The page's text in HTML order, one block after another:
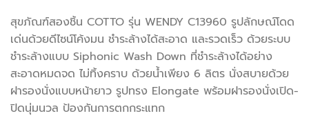
สุขภัณฑ์สองชิ้น COTTO รุ่น WENDY C13960 รูปลักษณ์โดด
เด่นด้วยดีไซน์โค้งมน ชำระล้างได้สะอาด และรวดเร็ว ด้วยระบบ
ชำระล้างแบบ Siphonic Wash Down ที่ชำระล้างได้อย่าง
สะอาดหมดจด ไม่ทิ้งคราบ ด้วยน้ำเพียง 6 ลิตร นั่งสบายด้วย
ฝารองนั่งแบบหน้ายาว รูปทรง Elongate พร้อมฝารองนั่งเปิด-
ปิดนุ่มนวล ป้องกันการตกกระแทก